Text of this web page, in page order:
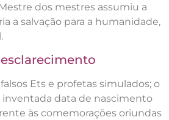
dos mestres assumiu a
a salvação para a humanidade,
Ets e profetas simulados; o
inventada data de nascimento
às comemorações oriundas